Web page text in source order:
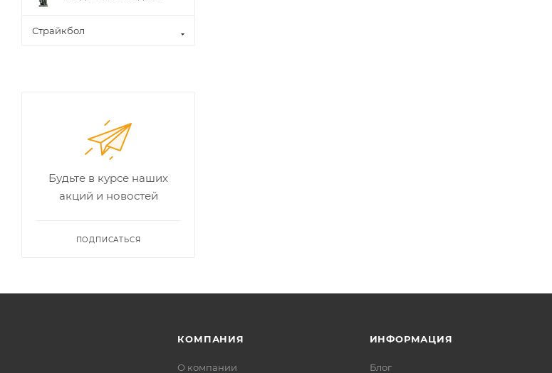
Страйкбол
Будьте в курсе наших
акций и новостей
ПОДПИСАТЬСЯ
КОМПАНИЯ
О компании
ИНФОРМАЦИЯ
Блог